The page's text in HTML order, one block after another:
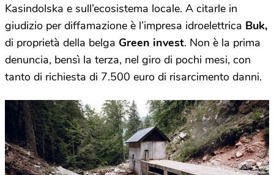
Kasindolska e sull’ecosistema locale. A citarle in
giudizio per diffamazione è l’impresa idroelettrica Buk,
di proprietà della belga Green invest. Non è la prima
denuncia, bensì la terza, nel giro di pochi mesi, con
tanto di richiesta di 7.500 euro di risarcimento danni.